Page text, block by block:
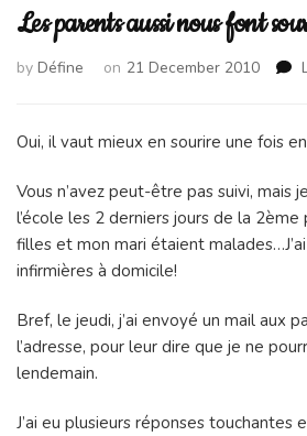
Les parents aussi nous font
by Défine on 21 December 2010
Oui, il vaut mieux en sourire une fois
Vous n’avez peut-être pas suivi, mais
l’école les 2 derniers jours de la
filles et mon mari étaient
infirmières à domicile!
Bref, le jeudi, j’ai envoyé un mail aux
l’adresse, pour leur dire que je ne
lendemain.
J’ai eu plusieurs réponses touchantes